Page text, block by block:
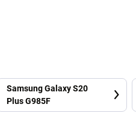
Samsung Galaxy S20
Plus G985F